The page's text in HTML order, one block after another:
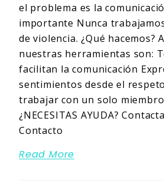
el problema es la
importante Nunca
de violencia. ¿Qué hacemos?
nuestras herramientas son:
facilitan la comunicación
sentimientos desde el
trabajar con un solo
¿NECESITAS AYUDA?
Contacto
Read More